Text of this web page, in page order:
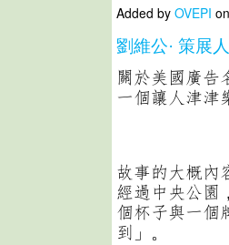
Added by OVEPI
劉維公· 策展
關於美國廣告
一個讓人津津
故事的大概內
經過中央公園
個杯子與一個
到」。